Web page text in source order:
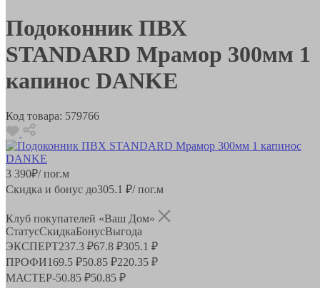
Подоконник ПВХ
STANDARD Мрамор 300мм 1
капинос DANKE
Код товара: 579766
3 390₽/ пог.м
Скидка и бонус до305.1 ₽/ пог.м
Клуб покупателей «Ваш Дом»
СтатусСкидкаБонусВыгода
ЭКСПЕРТ237.3 ₽67.8 ₽305.1 ₽
ПРОФИ169.5 ₽50.85 ₽220.35 ₽
МАСТЕР-50.85 ₽50.85 ₽